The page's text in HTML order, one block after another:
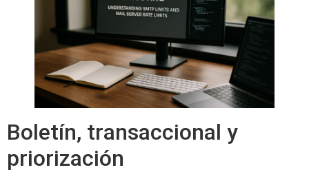
Boletín, transaccional y
priorización